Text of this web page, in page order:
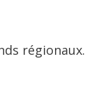
régionaux.